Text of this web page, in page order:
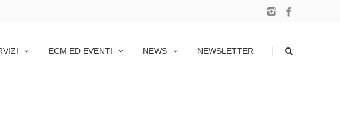
ECM ED EVENTI NEWS NEWSLETTER